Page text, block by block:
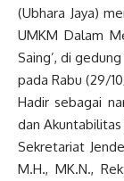
(Ubhara Jaya)
UMKM Dalam
Saing’, di
pada Rabu (29/
Hadir sebagai
dan Akuntabilitas
Sekretariat
M.H., MK.N.,